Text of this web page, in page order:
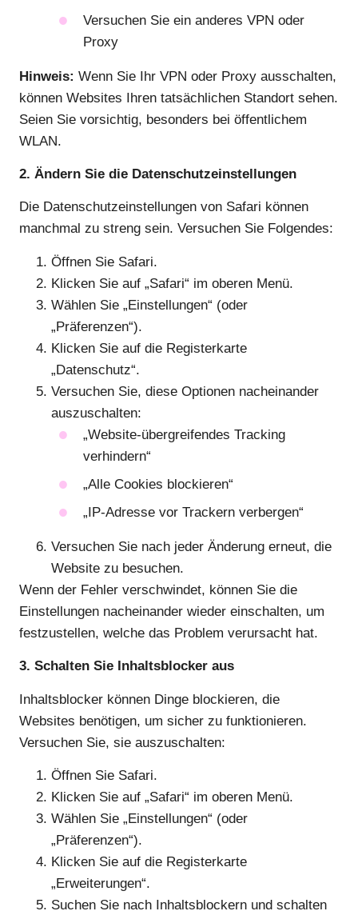
Versuchen Sie ein anderes VPN oder
Proxy
Hinweis: Wenn Sie Ihr VPN oder Proxy ausschalten,
können Websites Ihren tatsächlichen Standort sehen.
Seien Sie vorsichtig, besonders bei öffentlichem
WLAN.
2. Ändern Sie die Datenschutzeinstellungen
Die Datenschutzeinstellungen von Safari können
manchmal zu streng sein. Versuchen Sie Folgendes:
Öffnen Sie Safari.
Klicken Sie auf „Safari“ im oberen Menü.
Wählen Sie „Einstellungen“ (oder
„Präferenzen“).
Klicken Sie auf die Registerkarte
„Datenschutz“.
Versuchen Sie, diese Optionen nacheinander
auszuschalten:
„Website-übergreifendes Tracking
verhindern“
„Alle Cookies blockieren“
„IP-Adresse vor Trackern verbergen“
Versuchen Sie nach jeder Änderung erneut, die
Website zu besuchen.
Wenn der Fehler verschwindet, können Sie die
Einstellungen nacheinander wieder einschalten, um
festzustellen, welche das Problem verursacht hat.
3. Schalten Sie Inhaltsblocker aus
Inhaltsblocker können Dinge blockieren, die
Websites benötigen, um sicher zu funktionieren.
Versuchen Sie, sie auszuschalten:
Öffnen Sie Safari.
Klicken Sie auf „Safari“ im oberen Menü.
Wählen Sie „Einstellungen“ (oder
„Präferenzen“).
Klicken Sie auf die Registerkarte
„Erweiterungen“.
Suchen Sie nach Inhaltsblockern und schalten